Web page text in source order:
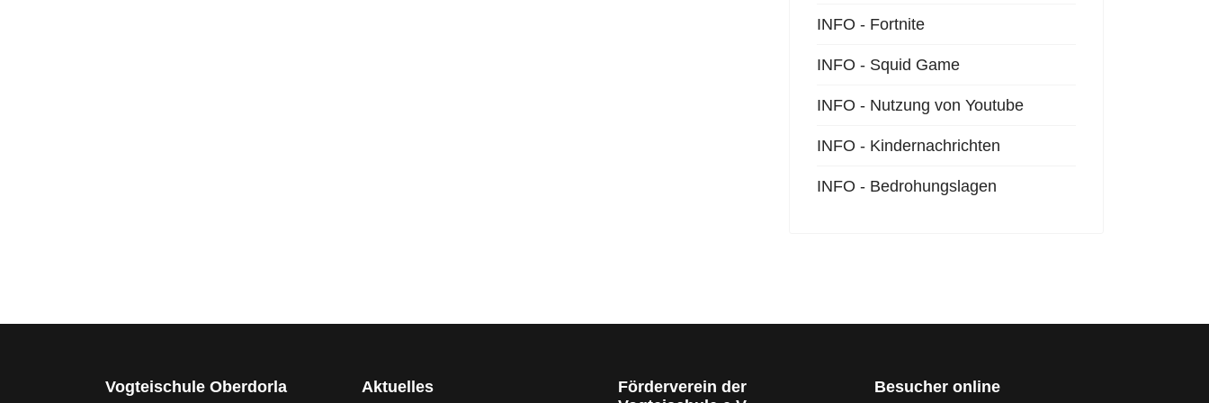
INFO - Fortnite
INFO - Squid Game
INFO - Nutzung von Youtube
INFO - Kindernachrichten
INFO - Bedrohungslagen
Vogteischule Oberdorla Aktuelles
Förderverein der
Besucher online